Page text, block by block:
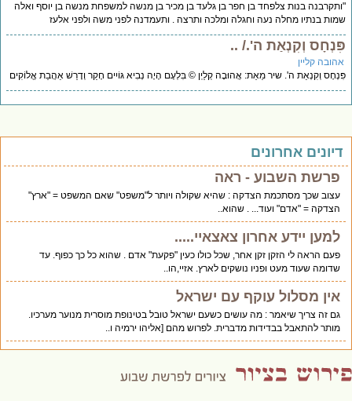
"ותקרבנה בנות צלפחד בן חפר בן גלעד בן מכיר בן מנשה למשפחת מנשה בן יוסף ואלה
שמות בנתיו מחלה נעה וחגלה ומלכה ותרצה . ותעמדנה לפני משה ולפני אלעז
פִּנְחָס וְקִנְאַת ה'./ ..
אהובה קליין
פִּנְחָס וְקִנְאַת ה'. שיר מֵאֵת: אֲהוּבָה קְלַיְן © בִּלְעָם הָיָה נְבִיא גּוֹיִים חָקַר וְדָרַשׁ אַהֲבַת אֱלוֹקִים
דיונים אחרונים
פרשת השבוע - ראה
עצוב שכך מסתכמת הצדקה : שהיא שקולה ויותר ל"משפט" שאם המשפט = "ארץ"
הצדקה = "אדם" ועוד... . שהוא..
למען יידע אחרון צאצאיי.....
פעם הראה לי הזקן זקן אחר, שכל כולו כעין "פקעת" אדם . שהוא כל כך כפוף. עד
שדומה שעוד מעט ופניו נושקים לארץ. אזיי,הו..
אין מסלול עוקף עם ישראל
גם זה צריך שיאמר : מה עושים כשעם ישראל טובל בטינופת מוסרית מנוער מערכיו.
מותר להתאבל בבדידות מדברית. לפרוש מהם [אליהו ירמיה ו..